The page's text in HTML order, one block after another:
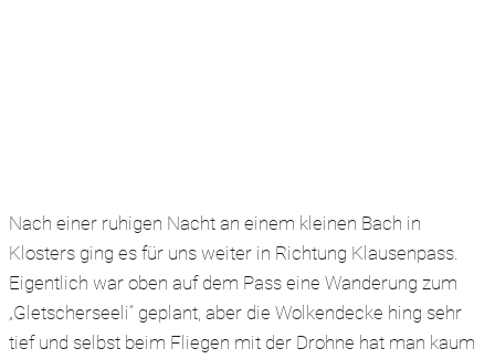
Nach einer ruhigen Nacht an einem kleinen Bach in
Klosters ging es für uns weiter in Richtung Klausenpass.
Eigentlich war oben auf dem Pass eine Wanderung zum
„Gletscherseeli“ geplant, aber die Wolkendecke hing sehr
tief und selbst beim Fliegen mit der Drohne hat man kaum